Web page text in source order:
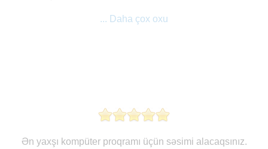
... Daha çox oxu
Ən yaxşı kompüter proqramı üçün səsimi alacaqsınız.